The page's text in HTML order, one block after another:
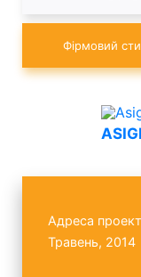
Фірмовий
Адреса
Травень, 2014